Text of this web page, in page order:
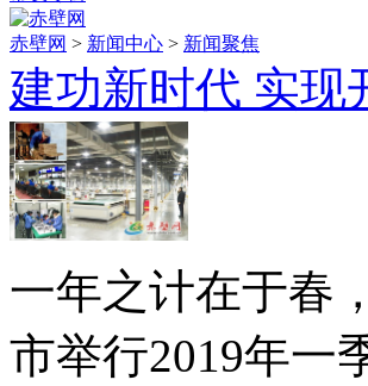
赤壁网 > 新闻中心 > 新闻聚焦
建功新时代 实现
一年之计在于春
市举行2019年一